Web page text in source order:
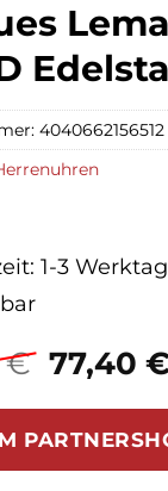
€
war:
129,00
77,40
1-3
4040662156512